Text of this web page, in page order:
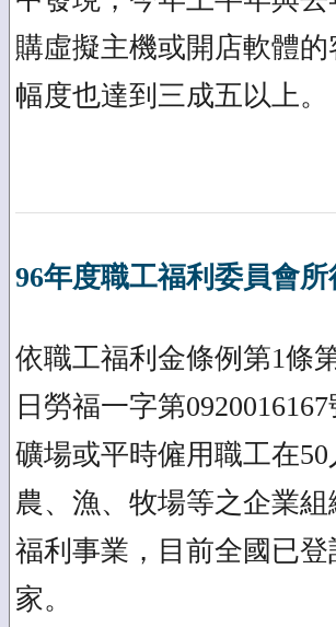
購虛擬主機或開店軟體
幅度也達到三成五以上。
96年度職工福利委員會
依職工福利金條例第1條
日勞福一字第
礦場或平時僱用職工在
農、漁、牧場等之企業
福利事業，目前全國已
家。